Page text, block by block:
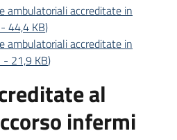
ambulatoriali accreditate in
- 44,4 KB)
ambulatoriali accreditate in
- 21,9 KB)
al
infermi